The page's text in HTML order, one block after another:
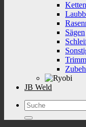
Sägen
JB Weld
Suchen
nach: